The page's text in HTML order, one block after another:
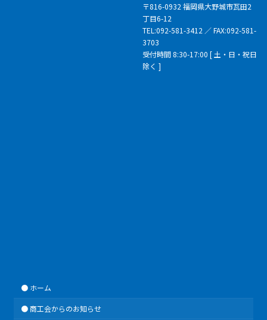
〒816-0932 福岡県大野城市瓦田2
丁目6-12
TEL:092-581-3412 ／ FAX:092-581-
3703
受付時間 8:30-17:00 [ 土・日・祝日
除く ]
ホーム
商工会からのお知らせ